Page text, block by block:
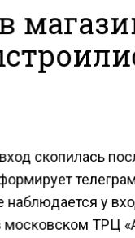
скопилась
наблюдается у
московском ТРЦ